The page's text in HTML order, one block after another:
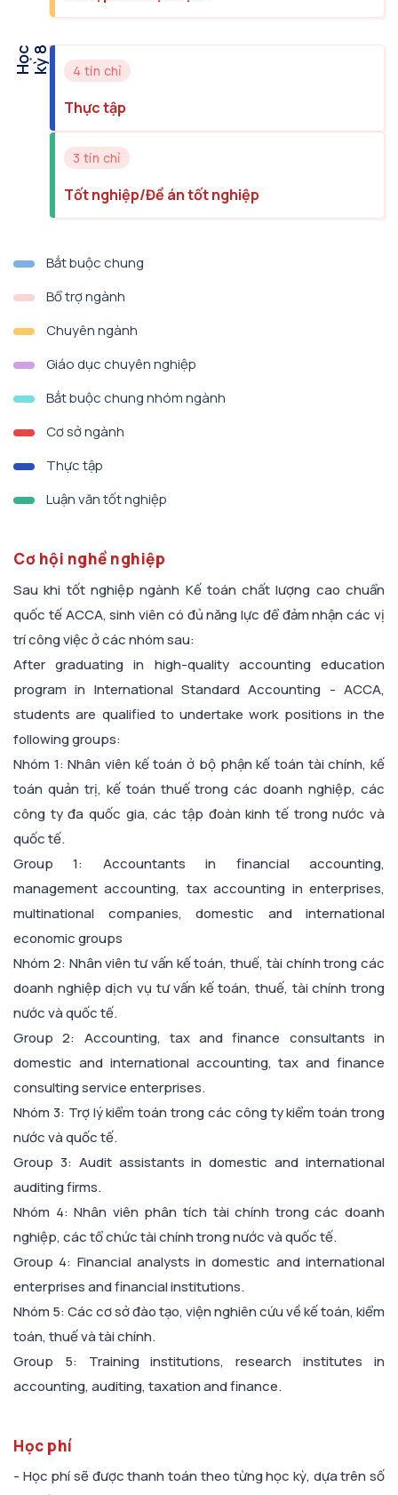
H
ọ
c
k
ỳ8 4 tín chỉ
Thực tập
3 tín chỉ
Tốt nghiệp/Đề án tốt nghiệp
Bắt buộc chung
Bổ trợ ngành
Chuyên ngành
Giáo dục chuyên nghiệp
Bắt buộc chung nhóm ngành
Cơ sở ngành
Thực tập
Luận văn tốt nghiệp
Cơ hội nghề nghiệp
Sau khi tốt nghiệp ngành Kế toán chất lượng cao chuẩn
quốc tế ACCA, sinh viên có đủ năng lực để đảm nhận các vị
trí công việc ở các nhóm sau:
After graduating in high-quality accounting education
program in International Standard Accounting - ACCA,
students are qualified to undertake work positions in the
following groups:
Nhóm 1: Nhân viên kế toán ở bộ phận kế toán tài chính, kế
toán quản trị, kế toán thuế trong các doanh nghiệp, các
công ty đa quốc gia, các tập đoàn kinh tế trong nước và
quốc tế.
Group 1: Accountants in financial accounting,
management accounting, tax accounting in enterprises,
multinational companies, domestic and international
economic groups
Nhóm 2: Nhân viên tư vấn kế toán, thuế, tài chính trong các
doanh nghiệp dịch vụ tư vấn kế toán, thuế, tài chính trong
nước và quốc tế.
Group 2: Accounting, tax and finance consultants in
domestic and international accounting, tax and finance
consulting service enterprises.
Nhóm 3: Trợ lý kiểm toán trong các công ty kiểm toán trong
nước và quốc tế.
Group 3: Audit assistants in domestic and international
auditing firms.
Nhóm 4: Nhân viên phân tích tài chính trong các doanh
nghiệp, các tổ chức tài chính trong nước và quốc tế.
Group 4: Financial analysts in domestic and international
enterprises and financial institutions.
Nhóm 5: Các cơ sở đào tạo, viện nghiên cứu về kế toán, kiểm
toán, thuế và tài chính.
Group 5: Training institutions, research institutes in
accounting, auditing, taxation and finance.
Học phí
- Học phí sẽ được thanh toán theo từng học kỳ, dựa trên số